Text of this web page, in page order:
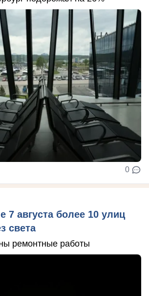
0
7 августа более 10 улиц
света
ремонтные работы